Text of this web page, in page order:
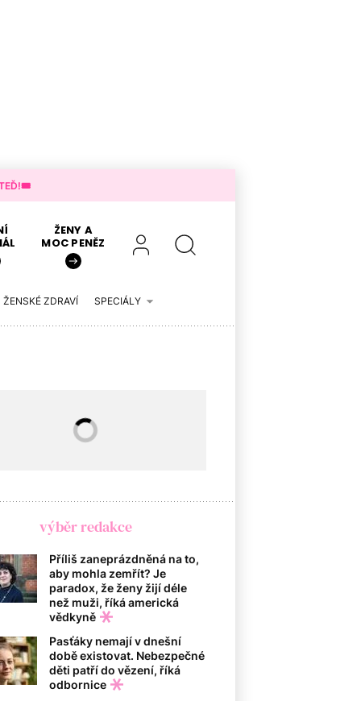
TEĎ!🎟️
ŽENY A
MOC PENĚZ
ŽENSKÉ ZDRAVÍ SPECIÁLY
výběr redakce
Příliš zaneprázdněná na to,
aby mohla zemřít? Je
paradox, že ženy žijí déle
než muži, říká americká
vědkyně
Pasťáky nemají v dnešní
době existovat. Nebezpečné
děti patří do vězení, říká
odbornice